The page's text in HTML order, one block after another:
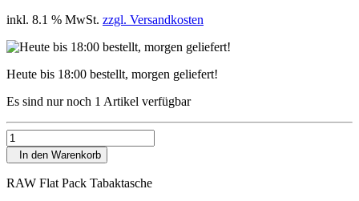
inkl. 8.1 % MwSt. zzgl. Versandkosten
Heute bis 18:00 bestellt, morgen geliefert!
Es sind nur noch 1 Artikel verfügbar
In den Warenkorb
RAW Flat Pack Tabaktasche